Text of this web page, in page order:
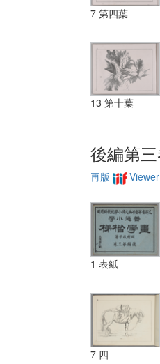
7 第四葉
13 第十葉
後編第
再版 Viewer
1 表紙
7 四